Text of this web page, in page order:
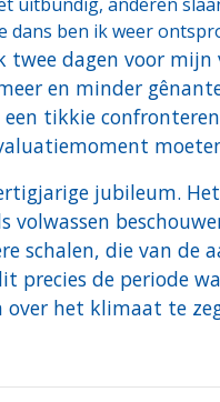
dans ben ik weer
dagen voor
en minder
tikkie
jubileum.
schalen, die van
precies de periode
het klimaat te